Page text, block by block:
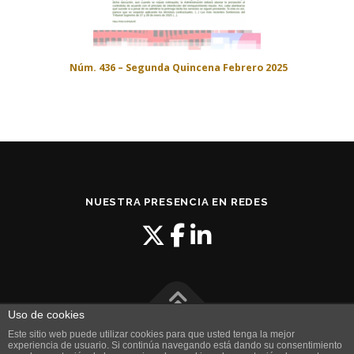
Núm. 436 – Segunda Quincena Febrero 2025
NUESTRA PRESENCIA EN REDES
| Copyright © 2024íDaro Soluciones TIC|Aviso Legal|
Uso de cookies
Este sitio web puede utilizar cookies para que usted tenga la mejor
experiencia de usuario. Si continúa navegando está dando su consentimiento